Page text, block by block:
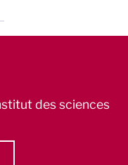
des sciences